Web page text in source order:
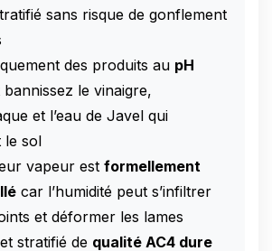
sans risque de gonflement
des produits au pH
bannissez le vinaigre,
et l’eau de Javel qui
le sol
vapeur est formellement
car l’humidité peut s’infiltrer
et déformer les lames
stratifié de qualité AC4 dure